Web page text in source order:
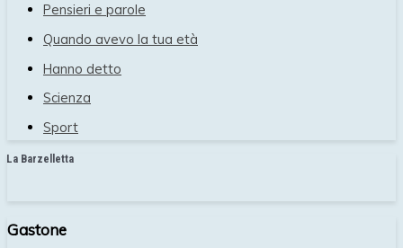
Pensieri e parole
Quando avevo la tua età
Hanno detto
Scienza
Sport
La Barzelletta
Gastone